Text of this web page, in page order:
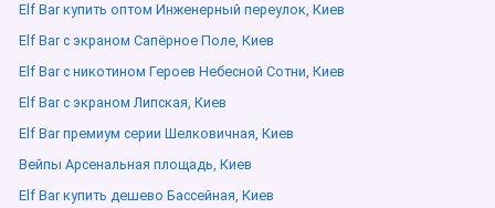
Elf Bar купить оптом Инженерный переулок, Киев
Elf Bar с экраном Сапёрное Поле, Киев
Elf Bar с никотином Героев Небесной Сотни, Киев
Elf Bar с экраном Липская, Киев
Elf Bar премиум серии Шелковичная, Киев
Вейпы Арсенальная площадь, Киев
Elf Bar купить дешево Бассейная, Киев